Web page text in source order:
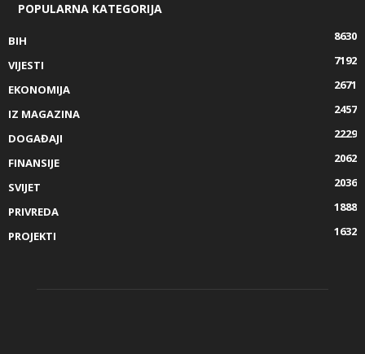
POPULARNA KATEGORIJA
BIH
8630
VIJESTI
7192
EKONOMIJA
2671
IZ MAGAZINA
2457
DOGAĐAJI
2229
FINANSIJE
2062
SVIJET
2036
PRIVREDA
1888
PROJEKTI
1632